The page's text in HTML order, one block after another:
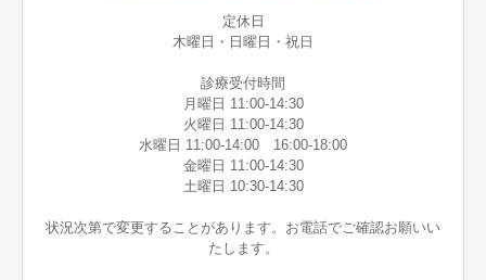
定休日
木曜日・日曜日・祝日
診療受付時間
月曜日 11:00-14:30
火曜日 11:00-14:30
水曜日 11:00-14:00 16:00-18:00
金曜日 11:00-14:30
土曜日 10:30-14:30
状況次第で変更することがあります。お電話でご確認お願いい
たします。